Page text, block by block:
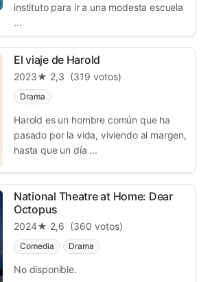
instituto para ir a una modesta escuela
...
El viaje de Harold
2023★ 2,3 (319 votos)
Drama
Harold es un hombre común que ha
pasado por la vida, viviendo al margen,
hasta que un día ...
National Theatre at Home: Dear
Octopus
2024★ 2,6 (360 votos)
Comedia Drama
No disponible.